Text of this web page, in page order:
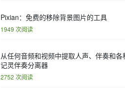
Pixian：免费的移除背景图片的工具
1949 次阅读
从任何音频和视频中提取人声、伴奏和各
记灵伴奏分离器
2752 次阅读